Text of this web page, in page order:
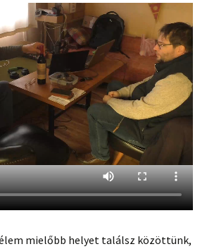
mielőbb helyet találsz közöttünk,